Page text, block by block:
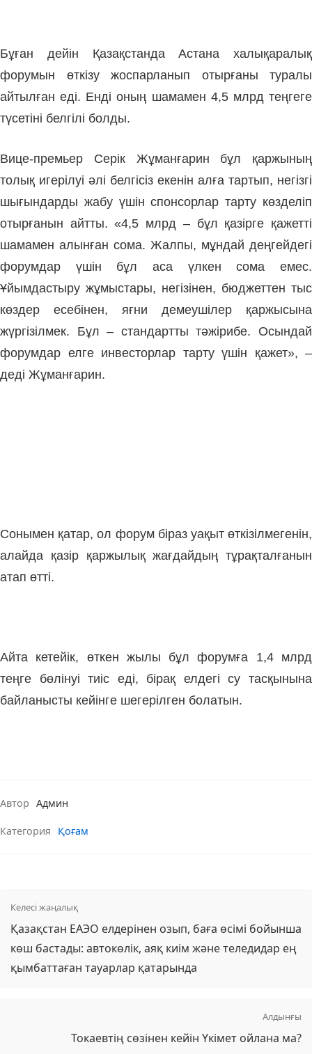
Бұған дейін Қазақстанда Астана халықаралық
форумын өткізу жоспарланып отырғаны туралы
айтылған еді. Енді оның шамамен 4,5 млрд теңгеге
түсетіні белгілі болды.
Вице-премьер Серік Жұманғарин бұл қаржының
толық игерілуі әлі белгісіз екенін алға тартып, негізгі
шығындарды жабу үшін спонсорлар тарту көзделіп
отырғанын айтты. «4,5 млрд – бұл қазірге қажетті
шамамен алынған сома. Жалпы, мұндай деңгейдегі
форумдар үшін бұл аса үлкен сома емес.
Ұйымдастыру жұмыстары, негізінен, бюджеттен тыс
көздер есебінен, яғни демеушілер қаржысына
жүргізілмек. Бұл – стандартты тәжірибе. Осындай
форумдар елге инвесторлар тарту үшін қажет», –
деді Жұманғарин.
Сонымен қатар, ол форум біраз уақыт өткізілмегенін,
алайда қазір қаржылық жағдайдың тұрақталғанын
атап өтті.
Айта кетейік, өткен жылы бұл форумға 1,4 млрд
теңге бөлінуі тиіс еді, бірақ елдегі су тасқынына
байланысты кейінге шегерілген болатын.
Автор Админ
Категория Қоғам
Келесі жаңалық
Қазақстан ЕАЭО елдерінен озып, баға өсімі бойынша
көш бастады: автокөлік, аяқ киім және теледидар ең
қымбаттаған тауарлар қатарында
Алдынғы
Токаевтің сөзінен кейін Үкімет ойлана ма?